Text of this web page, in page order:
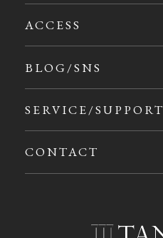
ACCESS
BLOG/SNS
SERVICE/SUPPORT
CONTACT